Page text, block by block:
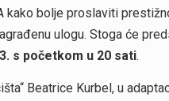
kako bolje proslaviti
ulogu. Stoga će
s početkom u 20 sati.
Beatrice Kurbel, u